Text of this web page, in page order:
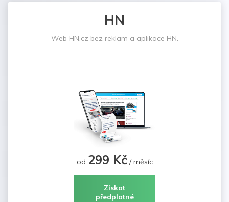
HN
Web HN.cz bez reklam a aplikace HN.
od 299 Kč/ měsíc
Získat
předplatné